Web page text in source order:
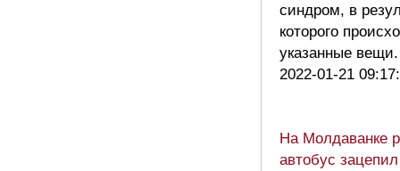
синдром, в
которого
указанные
2022-01-21
На Молдаванке
автобус